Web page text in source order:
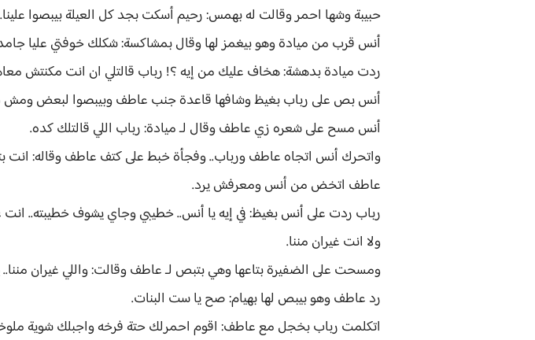
حبيبة وشها احمر وقالت له بهمس: رحيم أسكت بجد كل العيلة بيبصوا علينا.
أنس قرب من ميادة وهو بيغمز لها وقال بمشاكسة: شكلك خوفتي عليا
ردت ميادة بدهشة: هخاف عليك من إيه ؟! رباب قالتلي ان انت مكنتش
أنس بص على رباب بغيظ وشافها قاعدة جنب عاطف وبيبصوا لبعض ومش
أنس مسح على شعره زي عاطف وقال لـ ميادة: رباب اللي قالتلك كده.
واتحرك أنس اتجاه عاطف ورباب.. وفجأة خبط على كتف عاطف وقاله: انت
عاطف اتخض من أنس ومعرفش يرد.
رباب ردت على أنس بغيظ: في إيه يا أنس.. خطيبي وجاي يشوف خطيبته..
ولا انت غيران مننا.
ومسحت على الضفيرة بتاعها وهي بتبص لـ عاطف وقالت: واللي غيران
رد عاطف وهو بيبص لها بهيام: صح يا ست البنات.
اتكلمت رباب بخجل مع عاطف: اقوم احمرلك حتة فرخه واجبلك شوية